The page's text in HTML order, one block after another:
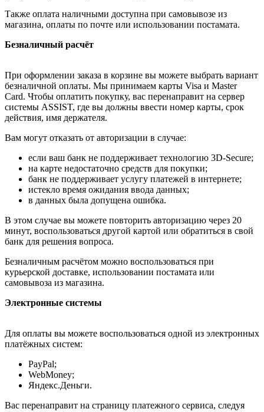
Также оплата наличными доступна при самовывозе из
магазина, оплаты по почте или использовании постамата.
Безналичный расчёт
При оформлении заказа в корзине вы можете выбрать вариант
безналичной оплаты. Мы принимаем карты Visa и Master
Card. Чтобы оплатить покупку, вас перенаправит на сервер
системы ASSIST, где вы должны ввести номер карты, срок
действия, имя держателя.
Вам могут отказать от авторизации в случае:
если ваш банк не поддерживает технологию 3D-Secure;
на карте недостаточно средств для покупки;
банк не поддерживает услугу платежей в интернете;
истекло время ожидания ввода данных;
в данных была допущена ошибка.
В этом случае вы можете повторить авторизацию через 20
минут, воспользоваться другой картой или обратиться в свой
банк для решения вопроса.
Безналичным расчётом можно воспользоваться при
курьерской доставке, использовании постамата или
самовывоза из магазина.
Электронные системы
Для оплаты вы можете воспользоваться одной из электронных
платёжных систем:
PayPal;
WebMoney;
Яндекс.Деньги.
Вас перенаправит на страницу платежного сервиса, следуя